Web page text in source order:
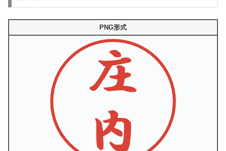
PNG形式